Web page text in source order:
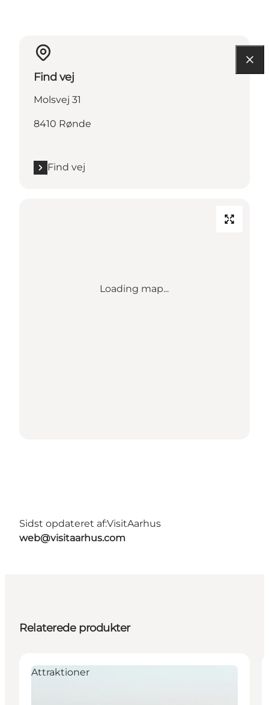
Find vej
Molsvej 31
8410 Rønde
Find vej
Loading map...
Sidst opdateret af:VisitAarhus
web@visitaarhus.com
Relaterede produkter
Attraktioner